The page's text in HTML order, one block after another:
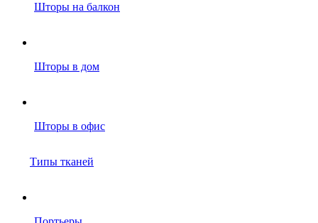
Шторы на балкон
Шторы в дом
Шторы в офис
Типы тканей